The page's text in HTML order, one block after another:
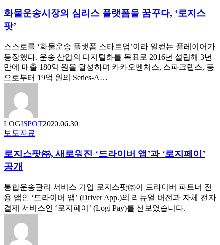
를
만
는
방
법
물
운
송
장
의
심
리
랫
폼
을
꾸
다,
지
스
팟’
​화물운송시장의 심리스 플랫폼을 꿈꾸다, ‘로지스
팟’
스스로를 ‘화물운송 플랫폼 스타트업’이라 일컫는 플레이어가
등장했다. 운송 산업의 디지털화를 목표로 2016년 설립해 3년
만에 매출 180억 원을 달성하며 카카오벤처스, 스파크랩스, 등
으로부터 19억 원의 Series-A…
LOGISPOT2020.06.30
로
스
팟
㈜,
새
로
워
진
보도자료
로지스팟㈜, 새로워진 ‘드라이버 앱’과 ‘로지페이’
공개
통합운송관리 서비스 기업 로지스팟㈜이 드라이버 파트너 전
용 앱인 ‘드라이버 앱’ (Driver App.)의 리뉴얼 버전과 자체 전자
결제 서비스인 ‘로지페이’ (Logi Pay)를 선보였습니다.